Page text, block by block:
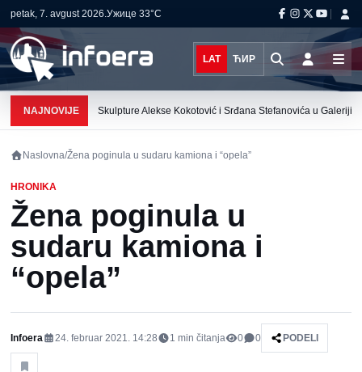
petak, 7. avgust 2026.Ужице 33°C
LAT ЋИР
NAJNOVIJE Skulpture Alekse Kokotović i Srđana Stefanovića u Galeriji
Naslovna/Žena poginula u sudaru kamiona i “opela”
HRONIKA
Žena poginula u
sudaru kamiona i
“opela”
Infoera 24. februar 2021. 14:28 1 min čitanja 0 0 PODELI